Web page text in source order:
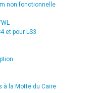
non fonctionnelle
et pour LS3
à la Motte du Caire